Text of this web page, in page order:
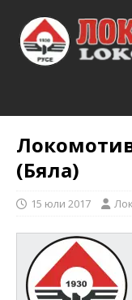
(Бяла)
15 юли 2017